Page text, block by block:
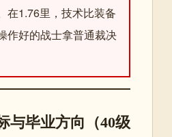
在1.76里，技术比装备
作好的战士拿普通裁决
与毕业方向（40级